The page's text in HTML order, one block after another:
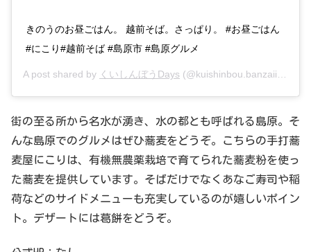
きのうのお昼ごはん。 越前そば。さっぱり。 #お昼ごはん
#にこり#越前そば #島原市 #島原グルメ
A post shared by くいしんぼうDays (@kuishinbou.banzaiii) on
街の至る所から名水が湧き、水の都とも呼ばれる島原。そ
んな島原でのグルメはぜひ蕎麦をどうぞ。こちらの手打蕎
麦屋にこりは、有機無農薬栽培で育てられた蕎麦粉を使っ
た蕎麦を提供しています。そばだけでなくあなご寿司や稲
荷などのサイドメニューも充実しているのが嬉しいポイン
ト。デザートには葛餅をどうぞ。